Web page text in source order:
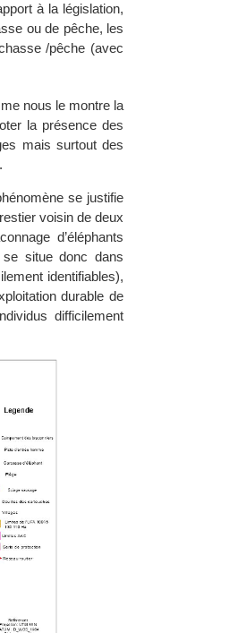
à la législation,
ou de pêche, les
/pêche (avec
nous le montre la
la présence des
mais surtout des
se justifie
voisin de deux
d’éléphants
se situe donc dans
identifiables),
durable de
difficilement